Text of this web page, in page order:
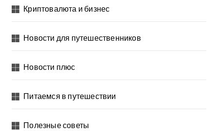
Криптовалюта и бизнес
Новости для путешественников
Новости плюс
Питаемся в путешествии
Полезные советы